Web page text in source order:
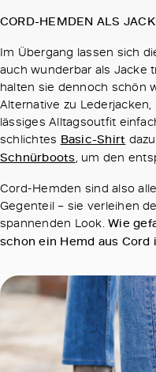
CORD-HEMDEN ALS
Im Übergang lassen sich
auch wunderbar als Jacke
halten sie dennoch schön
Alternative zu
lässiges Alltagsoutfit
schlichtes Basic-Shirt
Schnürboots, um den
Cord-Hemden sind also
Gegenteil – sie verleihen
spannenden Look.Wie
schon ein Hemd aus